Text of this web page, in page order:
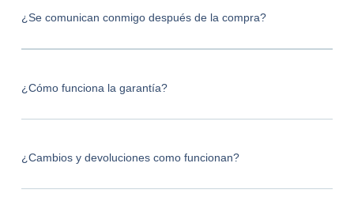
¿Se comunican conmigo después de la compra?
¿Cómo funciona la garantía?
¿Cambios y devoluciones como funcionan?